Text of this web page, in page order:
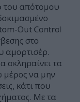
του απότομου
Out Control
στο
αμορτισέρ.
σκληραίνει τα
μέρος να μην
κάτι που
Με τα